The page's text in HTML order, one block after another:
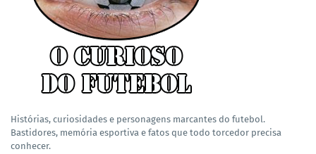
Histórias, curiosidades e personagens marcantes do futebol.
Bastidores, memória esportiva e fatos que todo torcedor precisa
conhecer.